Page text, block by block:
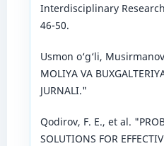
Interdisciplinary
46-50.
Usmon o‘g‘li,
MOLIYA VA
JURNALI."
Qodirov, F. E., et al.
SOLUTIONS FOR